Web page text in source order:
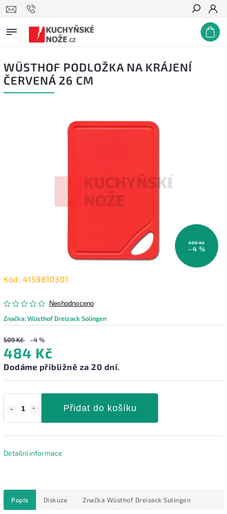
Hledat
WÜSTHOF PODLOŽKA NA KRÁJENÍ
ČERVENÁ 26 CM
509 Kč
–4 %
Kód: 4159810301
Neohodnoceno
Značka:Wüsthof Dreizack Solingen
509 Kč –4 %
484 Kč
Dodáme přibližně za 20 dní.
Přidat do košíku
Detailní informace
Popis Diskuze Značka Wüsthof Dreizack Solingen